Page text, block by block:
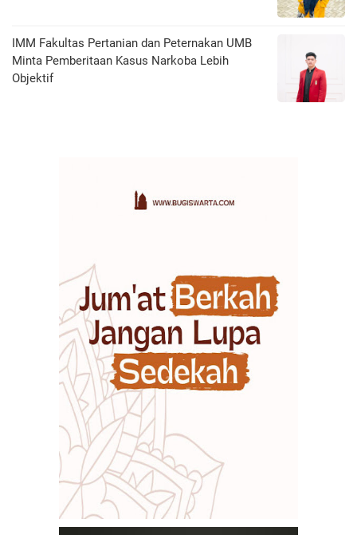
IMM Fakultas Pertanian dan Peternakan UMB
Minta Pemberitaan Kasus Narkoba Lebih
Objektif